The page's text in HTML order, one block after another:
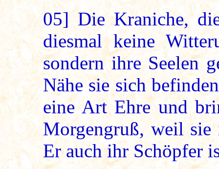
05] Die Kraniche,
diesmal keine
sondern ihre Seelen
Nähe sie sich
eine Art Ehre und
Morgengruß, weil sie
Er auch ihr Schöpfer